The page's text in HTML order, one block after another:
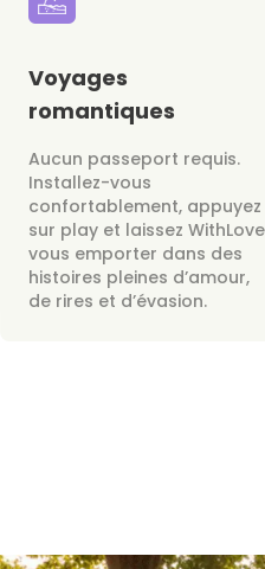
Voyages
romantiques
Aucun passeport requis.
Installez-vous
confortablement, appuyez
sur play et laissez WithLove
vous emporter dans des
histoires pleines d’amour,
de rires et d’évasion.